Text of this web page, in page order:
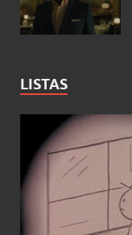
LISTAS